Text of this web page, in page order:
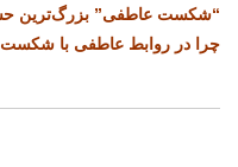
“شکست عاطفی” بزرگ‌ترین
چرا در روابط عاطفی با